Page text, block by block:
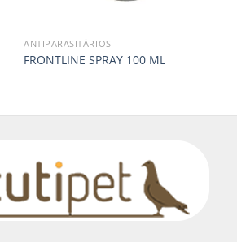
ANTIPARASITÁRIOS
FRONTLINE SPRAY 100 ML